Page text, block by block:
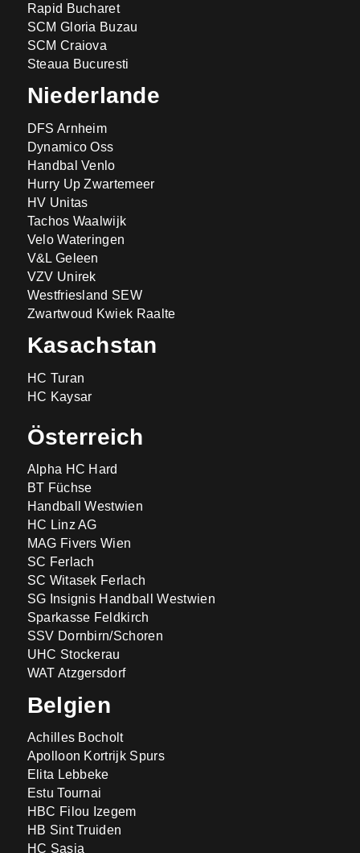
Rapid Bucharet
SCM Gloria Buzau
SCM Craiova
Steaua Bucuresti
Niederlande
DFS Arnheim
Dynamico Oss
Handbal Venlo
Hurry Up Zwartemeer
HV Unitas
Tachos Waalwijk
Velo Wateringen
V&L Geleen
VZV Unirek
Westfriesland SEW
Zwartwoud Kwiek Raalte
Kasachstan
HC Turan
HC Kaysar
Österreich
Alpha HC Hard
BT Füchse
Handball Westwien
HC Linz AG
MAG Fivers Wien
SC Ferlach
SC Witasek Ferlach
SG Insignis Handball Westwien
Sparkasse Feldkirch
SSV Dornbirn/Schoren
UHC Stockerau
WAT Atzgersdorf
Belgien
Achilles Bocholt
Apolloon Kortrijk Spurs
Elita Lebbeke
Estu Tournai
HBC Filou Izegem
HB Sint Truiden
HC Sasja